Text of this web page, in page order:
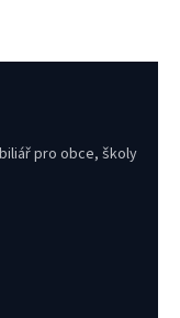
pro obce, školy